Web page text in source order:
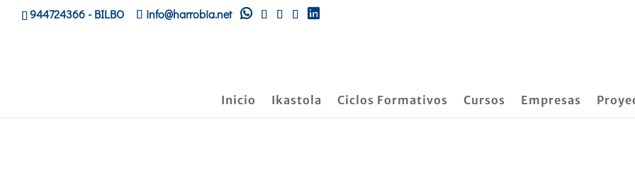
944724366- BILBO info@harrobia.net
Inicio Ikastola Ciclos Formativos Cursos Empresas